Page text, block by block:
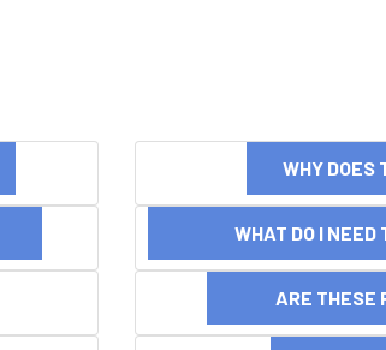
WHY DOES
WHAT DO I NEED
ARE THESE